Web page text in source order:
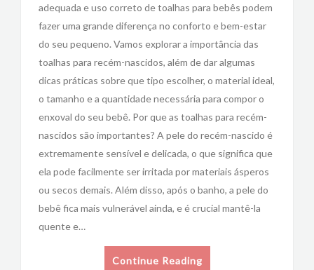
adequada e uso correto de toalhas para bebês podem
fazer uma grande diferença no conforto e bem-estar
do seu pequeno. Vamos explorar a importância das
toalhas para recém-nascidos, além de dar algumas
dicas práticas sobre que tipo escolher, o material ideal,
o tamanho e a quantidade necessária para compor o
enxoval do seu bebê. Por que as toalhas para recém-
nascidos são importantes? A pele do recém-nascido é
extremamente sensível e delicada, o que significa que
ela pode facilmente ser irritada por materiais ásperos
ou secos demais. Além disso, após o banho, a pele do
bebê fica mais vulnerável ainda, e é crucial mantê-la
quente e…
Continue Reading